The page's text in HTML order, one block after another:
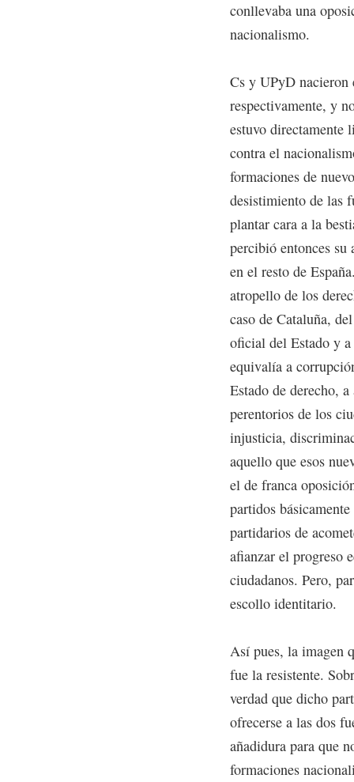
conllevaba una
nacionalismo.
Cs y UPyD nacieron
respectivamente, y
estuvo directamente
contra el
formaciones de
desistimiento de las
plantar cara a la
percibió entonces su
en el resto de
atropello de los
caso de Cataluña,
oficial del Estado y
equivalía a
Estado de derecho,
perentorios de los
injusticia,
aquello que esos
el de franca
partidos
partidarios de
afianzar el progreso
ciudadanos. Pero,
escollo identitario.
Así pues, la imagen
fue la resistente.
verdad que dicho
ofrecerse a las dos
añadidura para que
formaciones